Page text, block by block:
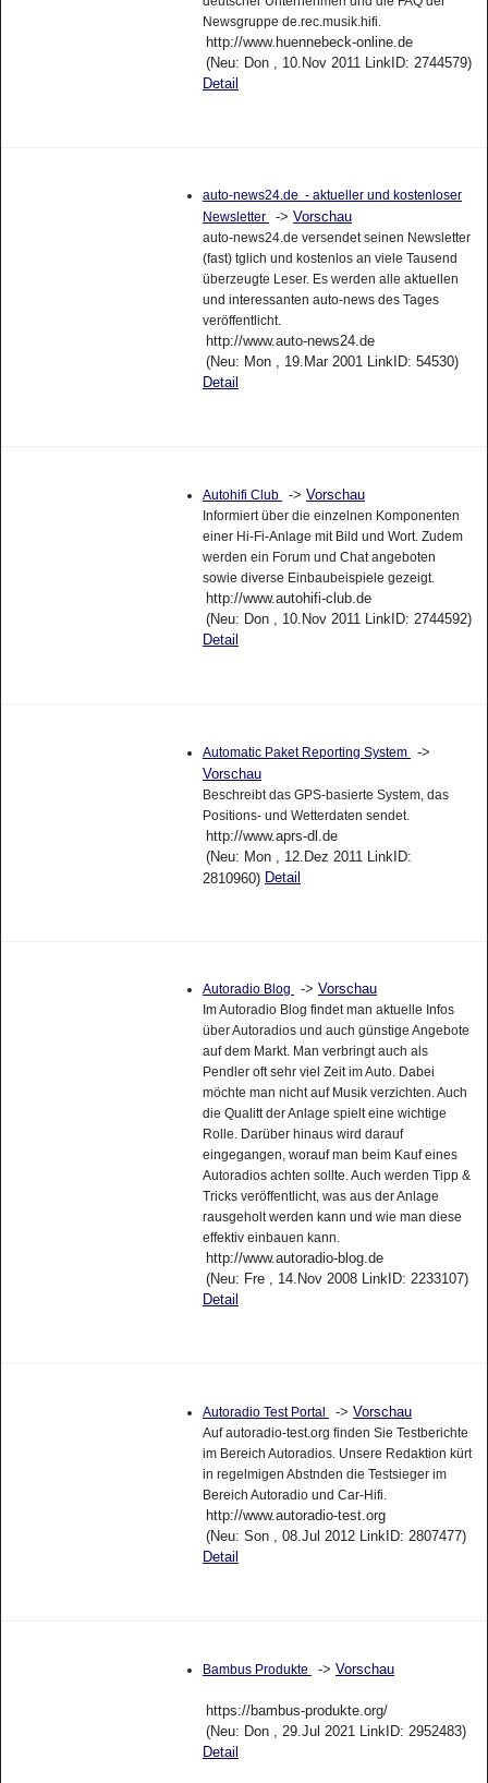
Newsgruppe de.rec.musik.hifi.
http://www.huennebeck-online.de
(Neu: Don , 10.Nov 2011 LinkID: 2744579)
Detail
auto-news24.de - aktueller und kostenloser
Newsletter
-> Vorschau
auto-news24.de versendet seinen Newsletter
(fast) tglich und kostenlos an viele Tausend
überzeugte Leser. Es werden alle aktuellen
und interessanten auto-news des Tages
veröffentlicht.
http://www.auto-news24.de
(Neu: Mon , 19.Mar 2001 LinkID: 54530)
Detail
Autohifi Club -> Vorschau
Informiert über die einzelnen Komponenten
einer Hi-Fi-Anlage mit Bild und Wort. Zudem
werden ein Forum und Chat angeboten
sowie diverse Einbaubeispiele gezeigt.
http://www.autohifi-club.de
(Neu: Don , 10.Nov 2011 LinkID: 2744592)
Detail
Automatic Paket Reporting System
->
Vorschau
Beschreibt das GPS-basierte System, das
Positions- und Wetterdaten sendet.
http://www.aprs-dl.de
(Neu: Mon , 12.Dez 2011 LinkID:
2810960) Detail
Autoradio Blog -> Vorschau
Im Autoradio Blog findet man aktuelle Infos
über Autoradios und auch günstige Angebote
auf dem Markt. Man verbringt auch als
Pendler oft sehr viel Zeit im Auto. Dabei
möchte man nicht auf Musik verzichten. Auch
die Qualitt der Anlage spielt eine wichtige
Rolle. Darüber hinaus wird darauf
eingegangen, worauf man beim Kauf eines
Autoradios achten sollte. Auch werden Tipp &
Tricks veröffentlicht, was aus der Anlage
rausgeholt werden kann und wie man diese
effektiv einbauen kann.
http://www.autoradio-blog.de
(Neu: Fre , 14.Nov 2008 LinkID: 2233107)
Detail
Autoradio Test Portal -> Vorschau
Auf autoradio-test.org finden Sie Testberichte
im Bereich Autoradios. Unsere Redaktion kürt
in regelmigen Abstnden die Testsieger im
Bereich Autoradio und Car-Hifi.
http://www.autoradio-test.org
(Neu: Son , 08.Jul 2012 LinkID: 2807477)
Detail
Bambus Produkte -> Vorschau
https://bambus-produkte.org/
(Neu: Don , 29.Jul 2021 LinkID: 2952483)
Detail